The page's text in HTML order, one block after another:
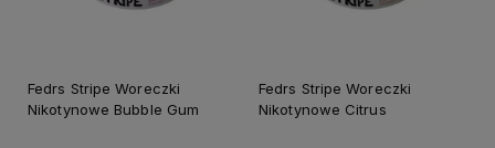
Fedrs Stripe Woreczki
Nikotynowe Bubble Gum
Fedrs Stripe Woreczki
Nikotynowe Citrus